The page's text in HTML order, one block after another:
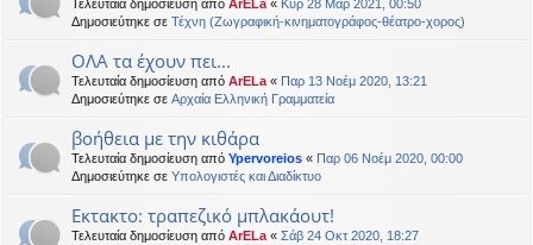
Τελευταία δημοσίευση από ArELa « Κυρ 28 Μαρ 2021, 00:50
Δημοσιεύτηκε σε Τέχνη (Ζωγραφική-κινηματογράφος-θέατρο-χορος)
ΟΛΑ τα έχουν πει...
Τελευταία δημοσίευση από ArELa « Παρ 13 Νοέμ 2020, 13:21
Δημοσιεύτηκε σε Αρχαία Ελληνική Γραμματεία
βοήθεια με την κιθάρα
Τελευταία δημοσίευση από Ypervoreios « Παρ 06 Νοέμ 2020, 00:00
Δημοσιεύτηκε σε Υπολογιστές και Διαδίκτυο
Εκτακτο: τραπεζικό μπλακάουτ!
Τελευταία δημοσίευση από ArELa « Σάβ 24 Οκτ 2020, 18:27